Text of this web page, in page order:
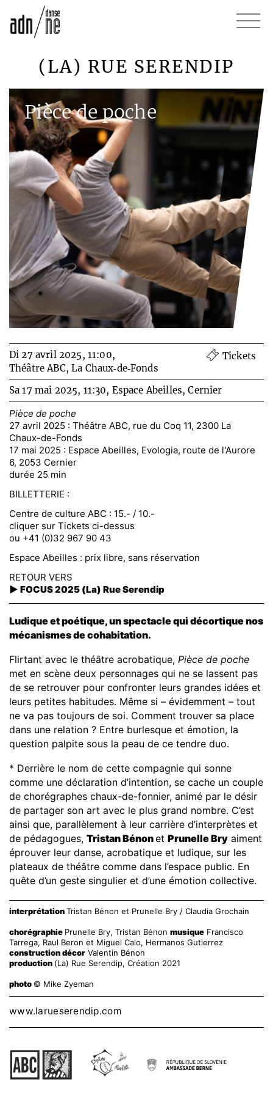
(LA) RUE SERENDIP
Pièce de poche
Di 27 avril 2025, 11:00,
Théâtre ABC, La Chaux‑de‑Fonds
Tickets
Sa 17 mai 2025, 11:30, Espace Abeilles, Cernier
Pièce de poche
27 avril 2025 : Théâtre ABC, rue du Coq 11, 2300 La
Chaux-de-Fonds
17 mai 2025 : Espace Abeilles, Evologia, route de l'Aurore
6, 2053 Cernier
durée 25 min
BILLETTERIE :
Centre de culture ABC : 15.- / 10.-
cliquer sur Tickets ci-dessus
ou +41 (0)32 967 90 43
Espace Abeilles : prix libre, sans réservation
RETOUR VERS
► FOCUS 2025 (La) Rue Serendip
Ludique et poétique, un spectacle qui décortique nos
mécanismes de cohabitation.
Flirtant avec le théâtre acrobatique, Pièce de poche
met en scène deux personnages qui ne se lassent pas
de se retrouver pour confronter leurs grandes idées et
leurs petites habitudes. Même si – évidemment – tout
ne va pas toujours de soi. Comment trouver sa place
dans une relation ? Entre burlesque et émotion, la
question palpite sous la peau de ce tendre duo.
* Derrière le nom de cette compagnie qui sonne
comme une déclaration d’intention, se cache un couple
de chorégraphes chaux-de-fonnier, animé par le désir
de partager son art avec le plus grand nombre. C’est
ainsi que, parallèlement à leur carrière d’interprètes et
de pédagogues, Tristan Bénonet Prunelle Bry aiment
éprouver leur danse, acrobatique et ludique, sur les
plateaux de théâtre comme dans l’espace public. En
quête d’un geste singulier et d’une émotion collective.
interprétationTristan Bénon et Prunelle Bry / Claudia Grochain
chorégraphie Prunelle Bry, Tristan Bénon musique Francisco
Tarrega, Raul Beron et Miguel Calo, Hermanos Gutierrez
construction décor Valentin Bénon
production (La) Rue Serendip, Création 2021
photo © Mike Zyeman
www.larueserendip.com